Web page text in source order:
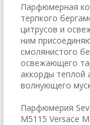
Парфюмерная
терпкого
цитрусов и
ним
смолянистого
освежающего
аккорды теплой
волнующего
Парфюмерия
M5115 Versace